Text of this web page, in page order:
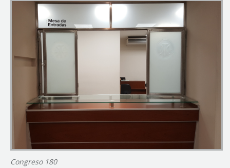
Congreso 180